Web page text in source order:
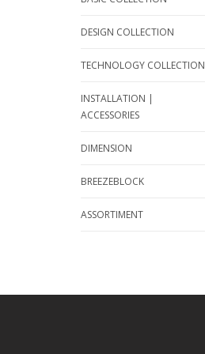
DESIGN COLLECTION
TECHNOLOGY COLLECTION
INSTALLATION |
ACCESSORIES
DIMENSION
BREEZEBLOCK
ASSORTIMENT